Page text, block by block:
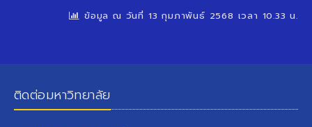
ข้อมูล ณ วันที่ 13 กุมภาพันธ์ 2568 เวลา 10.33 น.
ติดต่อมหาวิทยาลัย